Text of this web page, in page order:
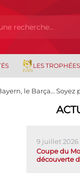
LES
le Barça… Soyez
9 juillet 2026
Coupe du
découverte